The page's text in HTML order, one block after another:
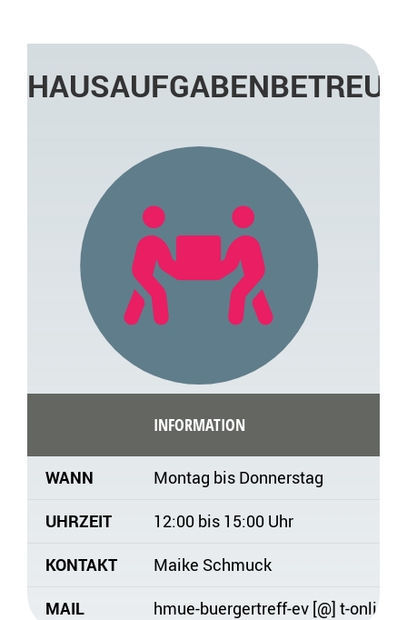
INFORMATION
WANN
Montag bis Donnerstag
UHRZEIT
12:00 bis 15:00 Uhr
KONTAKT
Maike Schmuck
MAIL
hmue-buergertreff-ev [@] t-